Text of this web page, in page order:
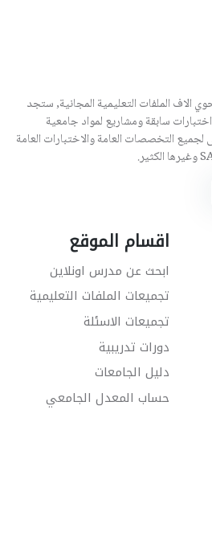
الاف الملفات التعليمية المجانية, ستجد
سابقة ومشاريع لمواد جامعية
التخصصات العامة والاختبارات العامة
اقسام الموقع
ابحث عن مدرس اونلاين
تجميعات الملفات التعليمية
تجميعات الاسئلة
دورات تدريبية
دليل الجامعات
حساب المعدل الجامعي